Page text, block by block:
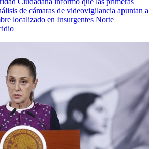
de cámaras de videovigilancia apuntan a
localizado en Insurgentes Norte